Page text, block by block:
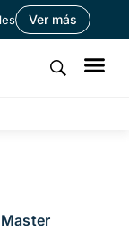
Ver más